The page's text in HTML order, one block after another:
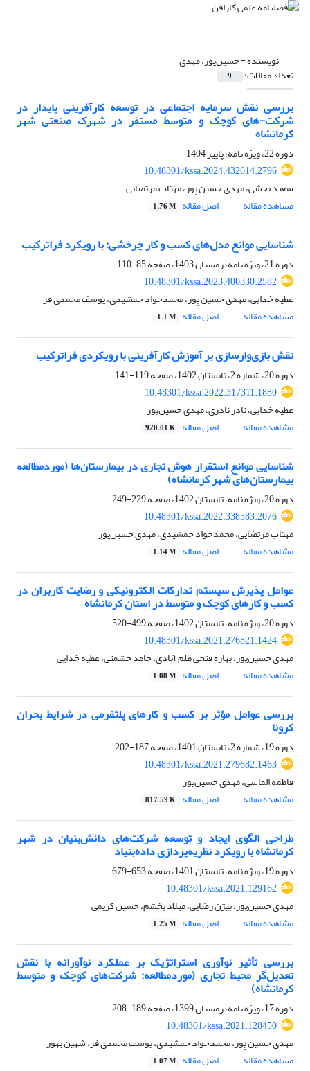
نویسنده =حسین‌پور، مهدی
تعداد مقالات: 9
بررسی نقش سرمایه اجتماعی در توسعه کارآفرینی پایدار در
شرکت-های کوچک و متوسط مستقر در شهرک صنعتی شهر
کرمانشاه
دوره 22، ویژه نامه، پاییز 1404
10.48301/kssa.2024.432614.2796
سعید بخشی، مهدی حسین پور، مهتاب مرتضایی
مشاهده مقاله
اصل مقاله 1.76 M
شناسایی موانع مدل‌های کسب و کار چرخشی: با رویکرد فراترکیب
دوره 21، ویژه نامه، زمستان 1403، صفحه
85-110
10.48301/kssa.2023.400330.2582
عطیه خدایی، مهدی حسین پور، محمدجواد جمشیدی، یوسف محمدی فر
مشاهده مقاله
اصل مقاله 1.1 M
نقش بازی‌وارسازی بر آموزش کارآفرینی با رویکردی فراترکیب
دوره 20، شماره 2، تابستان 1402، صفحه
119-141
10.48301/kssa.2022.317311.1880
عطیه خدایی، نادر نادری، مهدی حسین‌پور
مشاهده مقاله
اصل مقاله 920.01 K
شناسایی موانع استقرار هوش تجاری در بیمارستان‌ها (موردمطالعه
بیمارستان‌های شهر کرمانشاه)
دوره 20، ویژه نامه، تابستان 1402، صفحه
229-249
10.48301/kssa.2022.338583.2076
مهتاب مرتضایی، محمدجواد جمشیدی، مهدی حسین‌پور
مشاهده مقاله
اصل مقاله 1.14 M
عوامل پذیرش سیستم تدارکات الکترونیکی و رضایت کاربران در
کسب و کارهای کوچک و متوسط در استان کرمانشاه
دوره 20، ویژه نامه، تابستان 1402، صفحه
499-520
10.48301/kssa.2021.276821.1424
مهدی حسین‌پور، بهاره فتحی ظلم آبادی، حامد حشمتی، عطیه خدایی
مشاهده مقاله
اصل مقاله 1.08 M
بررسی عوامل مؤثر بر کسب و کارهای پلتفرمی در شرایط بحران
کرونا
دوره 19، شماره 2، تابستان 1401، صفحه
187-202
10.48301/kssa.2021.279682.1463
فاطمه الماسی، مهدی حسین‌پور
مشاهده مقاله
اصل مقاله 817.59 K
طراحی الگوی ایجاد و توسعه شرکت‌های دانش‌بنیان در شهر
کرمانشاه با رویکرد نظریه‌پردازی داده‌بنیاد
دوره 19، ویژه نامه، تابستان 1401، صفحه
653-679
10.48301/kssa.2021.129162
مهدی حسین‌پور، بیژن رضایی، میلاد بخشم، حسین کریمی
مشاهده مقاله
اصل مقاله 1.25 M
بررسی تأثیر نوآوری استراتژیک بر عملکرد نوآورانه با نقش
تعدیل‌گر محیط تجاری (موردمطالعه: شرکت‌های کوچک و متوسط
کرمانشاه)
دوره 17، ویژه نامه، زمستان 1399، صفحه
189-208
10.48301/kssa.2021.128450
مهدی حسین پور، محمدجواد جمشیدی، یوسف محمدی فر، شهین بهور
مشاهده مقاله
اصل مقاله 1.07 M